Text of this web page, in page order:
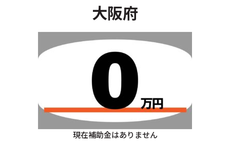
大阪府
現在補助金はありません